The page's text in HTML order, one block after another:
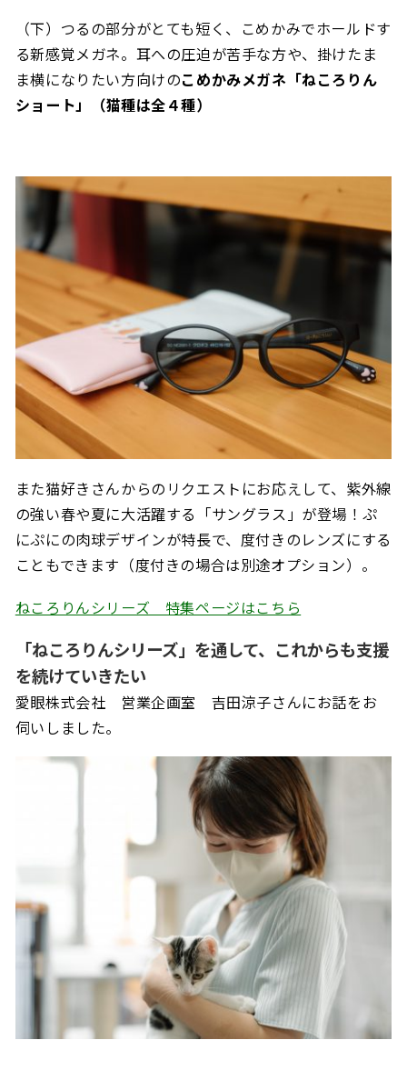
（下）つるの部分がとても短く、こめかみでホールドす
る新感覚メガネ。 耳への圧迫が苦手な方や、掛けたま
ま横になりたい方向けのこめかみメガネ「ねころりん
ショート」（猫種は全４種）
また猫好きさんからのリクエストにお応えして、紫外線
の強い春や夏に大活躍する「サングラス」が登場！ぷ
にぷにの肉球デザインが特長で、度付きのレンズにする
こともできます（度付きの場合は別途オプション）。
ねころりんシリーズ 特集ページはこちら
「ねころりんシリーズ」を通して、これからも支援
を続けていきたい
愛眼株式会社 営業企画室 吉田涼子さんにお話をお
伺いしました。